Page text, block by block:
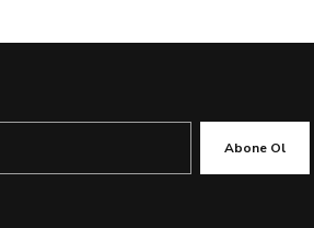
Abone Ol